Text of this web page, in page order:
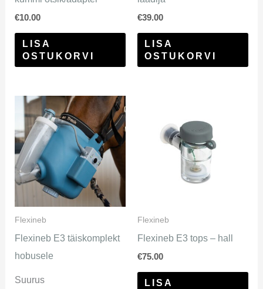
€10.00
LISA
OSTUKORVI
€39.00
LISA
OSTUKORVI
Flexineb
Flexineb E3 täiskomplekt
hobusele
Suurus
Sellel
tootel
on
saab
tootelehel.
Flexineb
Flexineb E3 tops – hall
€75.00
LISA